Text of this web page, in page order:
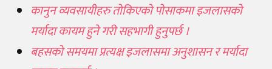
कानुन व्यवसायीहरु तोकिएको पोसाकमा इजलासको
मर्यादा कायम हुने गरी सहभागी हुनुपर्छ ।
बहसको समयमा प्रत्यक्ष इजलासमा अनुशासन र मर्यादा